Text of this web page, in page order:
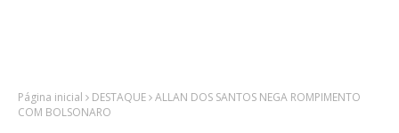
Página inicial DESTAQUE ALLAN DOS SANTOS NEGA ROMPIMENTO
COM BOLSONARO